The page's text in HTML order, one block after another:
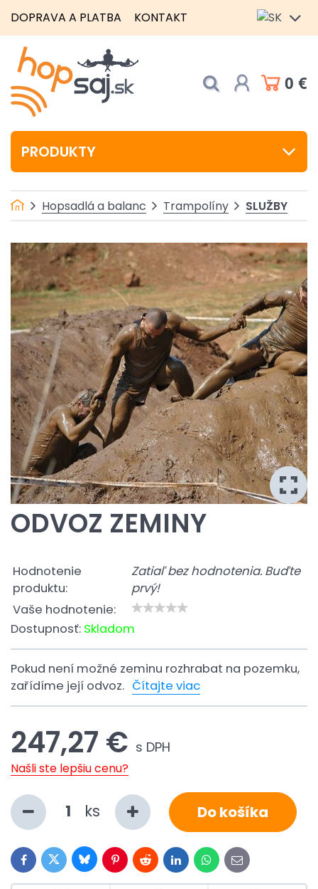
DOPRAVA A PLATBA KONTAKT
0 €
PRODUKTY
Hopsadlá a balanc Trampolíny SLUŽBY
ODVOZ ZEMINY
Hodnotenie
produktu:
Zatiaľ bez hodnotenia. Buďte
prvý!
Vaše hodnotenie:
Dostupnosť: Skladom
Pokud není možné zeminu rozhrabat na pozemku,
zařídíme její odvoz. Čítajte viac
247,27 € s DPH
Našli ste lepšiu cenu?
ks Do košíka
FacebookTwitterBlueskyPinterestRedditLinkedInWhatsApp
E-
mail